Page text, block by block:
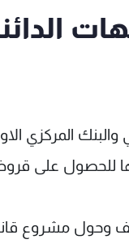
والبنك
للحصول على
مشروع قانون